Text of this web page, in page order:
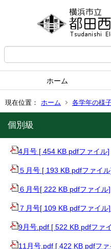
ホーム
現在位置： ホーム 各学年の様
個別級
4月号 [ 454 KB pdfファイル]
５月号 [ 193 KB pdfファイ
６月号[ 222 KB pdfファイル]
７月号[ 109 KB pdfファイル]
9月号.pdf [ 522 KB pdfファ
11月号.pdf [ 422 KB pdfファ